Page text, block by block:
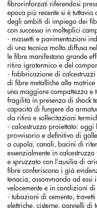
fibrorinforzati riferendosi
epoca più recente si è tuttavia
degli ambiti di impiego dei
con successo in molteplici
- massetti e pavimentazioni
di una tecnica molto diffusa
le fibre manifestano grande
ritiro igrotermico e del
- fabbricazione di
di fibre metalliche alla
una maggiore compattezza e
fragilità in presenza di shock
capacità di fungere da
da ritiro e sollecitazioni
- calcestruzzo proiettato: oggi
provvisorio e definitivo di
a cupola, canali, bacini di
essenzialmente in
e spruzzato con l’ausilio di
fibre conferiscono i già
tenacia, assommando ad
velocemente e in condizioni di
- tubazioni di cemento,
elettriche, cisterne, pannelli di